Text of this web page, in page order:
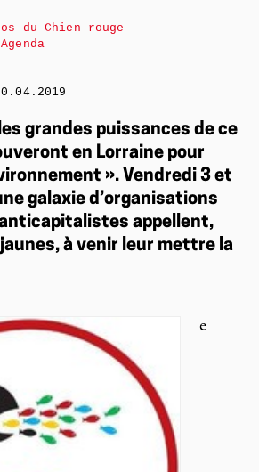
grandes puissances de ce
en Lorraine pour
». Vendredi 3 et
galaxie d’organisations
appellent,
à venir leur mettre la
e
du Chien rouge
Agenda